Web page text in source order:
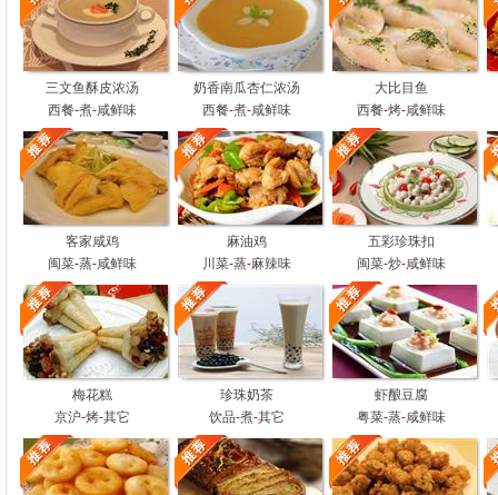
三文鱼酥皮浓汤
西餐-煮-咸鲜味
奶香南瓜杏仁浓汤
西餐-煮-咸鲜味
大比目鱼
西餐-烤-咸鲜味
客家咸鸡
闽菜-蒸-咸鲜味
麻油鸡
川菜-蒸-麻辣味
五彩珍珠扣
闽菜-炒-咸鲜味
梅花糕
京沪-烤-其它
珍珠奶茶
饮品-煮-其它
虾酿豆腐
粤菜-蒸-咸鲜味